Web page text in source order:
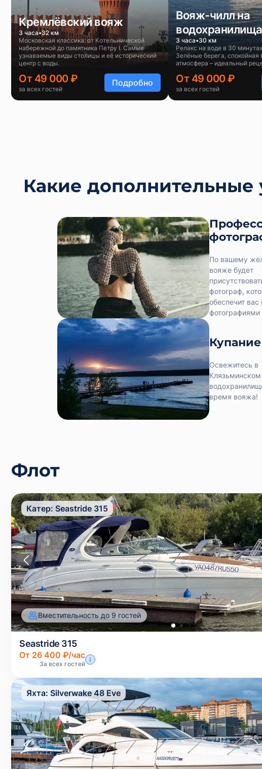
Кремлёвский вояж
3 часа 32 км
Московская классика: от Котельнической
набережной до памятника Петру I. Самые
узнаваемые виды столицы и её исторический
центр с воды.
От 49 000 ₽
за всех гостей
Подробно
Вояж-чилл на
3 часа 30 км
Релакс на воде в 30
Зелёные берега, спокойная
атмосфера – идеальный
От 49 000 ₽
за всех гостей
Какие дополнительные
По вашему
вояже будет
фотограф,
обеспечит
фотографиями
Освежитесь в
Клязьминском
время вояжа!
Флот
Вместительность до 9 гостей
Катер: Seastride 315
Seastride 315
От 26 400 ₽/час
За всех гостей
Яхта: Silverwake 48 Eve